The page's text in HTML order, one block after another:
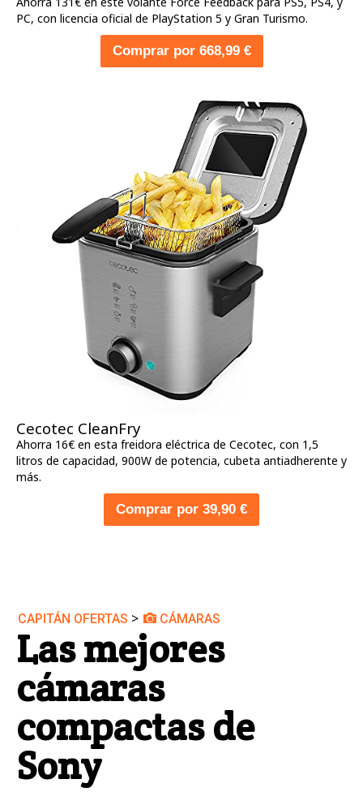
PC, con licencia oficial de PlayStation 5 y Gran Turismo.
Comprar por 668,99 €
Cecotec CleanFry
Ahorra 16€ en esta freidora eléctrica de Cecotec, con 1,5
litros de capacidad, 900W de potencia, cubeta antiadherente y
más.
Comprar por 39,90 €
CAPITÁN OFERTAS > CÁMARAS
Las mejores
cámaras
compactas de
Sony